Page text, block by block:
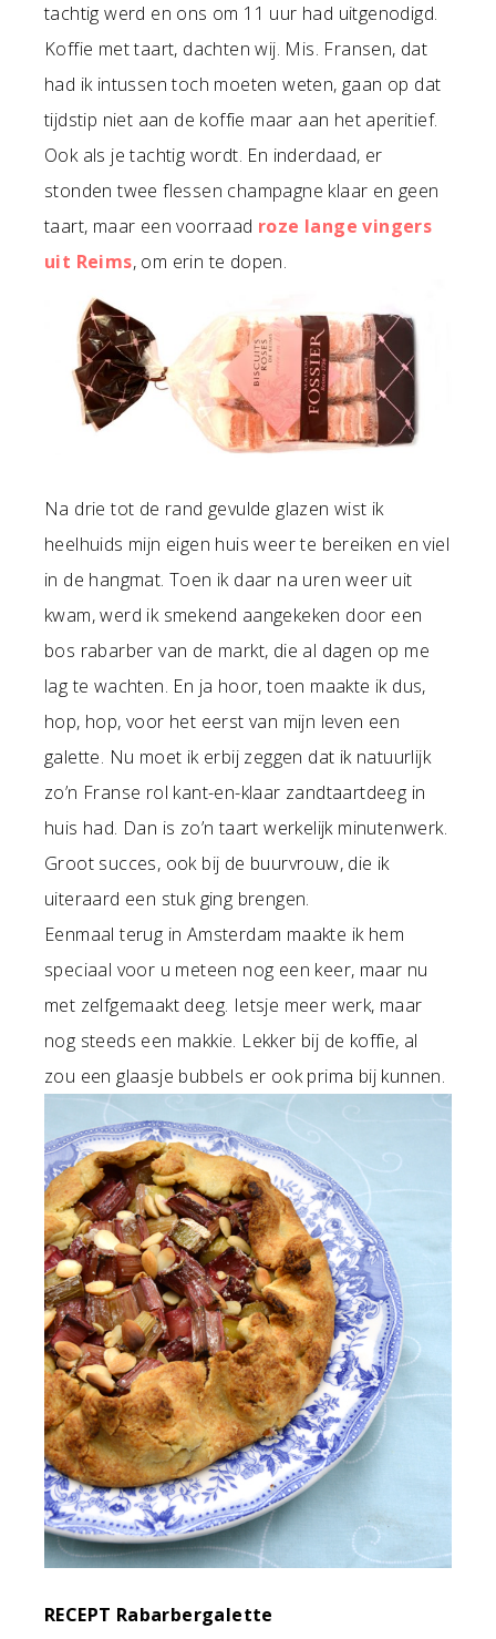
tachtig werd en ons om 11 uur had uitgenodigd.
Koffie met taart, dachten wij. Mis. Fransen, dat
had ik intussen toch moeten weten, gaan op dat
tijdstip niet aan de koffie maar aan het aperitief.
Ook als je tachtig wordt. En inderdaad, er
stonden twee flessen champagne klaar en geen
taart, maar een voorraad roze lange vingers
uit Reims, om erin te dopen.
Na drie tot de rand gevulde glazen wist ik
heelhuids mijn eigen huis weer te bereiken en viel
in de hangmat. Toen ik daar na uren weer uit
kwam, werd ik smekend aangekeken door een
bos rabarber van de markt, die al dagen op me
lag te wachten. En ja hoor, toen maakte ik dus,
hop, hop, voor het eerst van mijn leven een
galette. Nu moet ik erbij zeggen dat ik natuurlijk
zo’n Franse rol kant-en-klaar zandtaartdeeg in
huis had. Dan is zo’n taart werkelijk minutenwerk.
Groot succes, ook bij de buurvrouw, die ik
uiteraard een stuk ging brengen.
Eenmaal terug in Amsterdam maakte ik hem
speciaal voor u meteen nog een keer, maar nu
met zelfgemaakt deeg. Ietsje meer werk, maar
nog steeds een makkie. Lekker bij de koffie, al
zou een glaasje bubbels er ook prima bij kunnen.
RECEPT Rabarbergalette